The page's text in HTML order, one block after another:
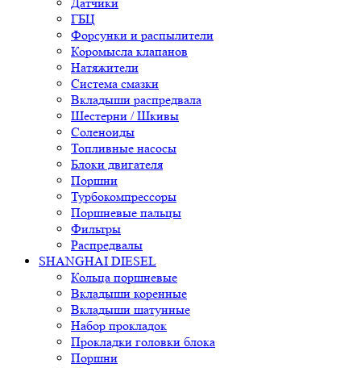
ГБЦ
Форсунки и распылители
Коромысла клапанов
Натяжители
Система смазки
Вкладыши распредвала
Шестерни / Шкивы
Соленоиды
Топливные насосы
Блоки двигателя
Поршни
Турбокомпрессоры
Поршневые пальцы
Фильтры
Распредвалы
SHANGHAI DIESEL
Кольца поршневые
Вкладыши коренные
Вкладыши шатунные
Набор прокладок
Прокладки головки блока
Поршни